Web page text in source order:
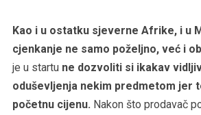
Kao i u ostatku sjeverne Afrike, i u
cjenkanje ne samo poželjno, već i
je u startu ne dozvoliti si ikakav
oduševljenja nekim predmetom jer
početnu cijenu. Nakon što prodavač